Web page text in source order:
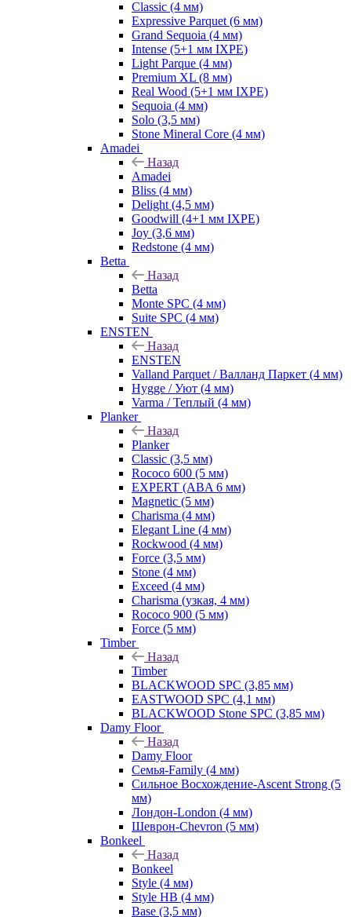
Classic (4 мм)
Expressive Parquet (6 мм)
Grand Sequoia (4 мм)
Intense (5+1 мм IXPE)
Light Parque (4 мм)
Premium XL (8 мм)
Real Wood (5+1 мм IXPE)
Sequoia (4 мм)
Solo (3,5 мм)
Stone Mineral Core (4 мм)
Amadei
Назад
Amadei
Bliss (4 мм)
Delight (4,5 мм)
Goodwill (4+1 мм IXPE)
Joy (3,6 мм)
Redstone (4 мм)
Betta
Назад
Betta
Monte SPC (4 мм)
Suite SPC (4 мм)
ENSTEN
Назад
ENSTEN
Valland Parquet / Валланд Паркет (4 мм)
Hygge / Уют (4 мм)
Varma / Теплый (4 мм)
Planker
Назад
Planker
Classic (3,5 мм)
Rococo 600 (5 мм)
EXPERT (ABA 6 мм)
Magnetic (5 мм)
Charisma (4 мм)
Elegant Line (4 мм)
Rockwood (4 мм)
Force (3,5 мм)
Stone (4 мм)
Exceed (4 мм)
Charisma (узкая, 4 мм)
Rococo 900 (5 мм)
Force (5 мм)
Timber
Назад
Timber
BLACKWOOD SPC (3,85 мм)
EASTWOOD SPC (4,1 мм)
BLACKWOOD Stone SPC (3,85 мм)
Damy Floor
Назад
Damy Floor
Семья-Family (4 мм)
Сильное Восхождение-Ascent Strong (5
мм)
Лондон-London (4 мм)
Шеврон-Chevron (5 мм)
Bonkeel
Назад
Bonkeel
Style (4 мм)
Style HB (4 мм)
Base (3,5 мм)